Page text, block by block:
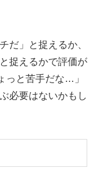
だ」と捉えるか、
捉えるかで評価が
っと苦手だな…」
必要はないかもし